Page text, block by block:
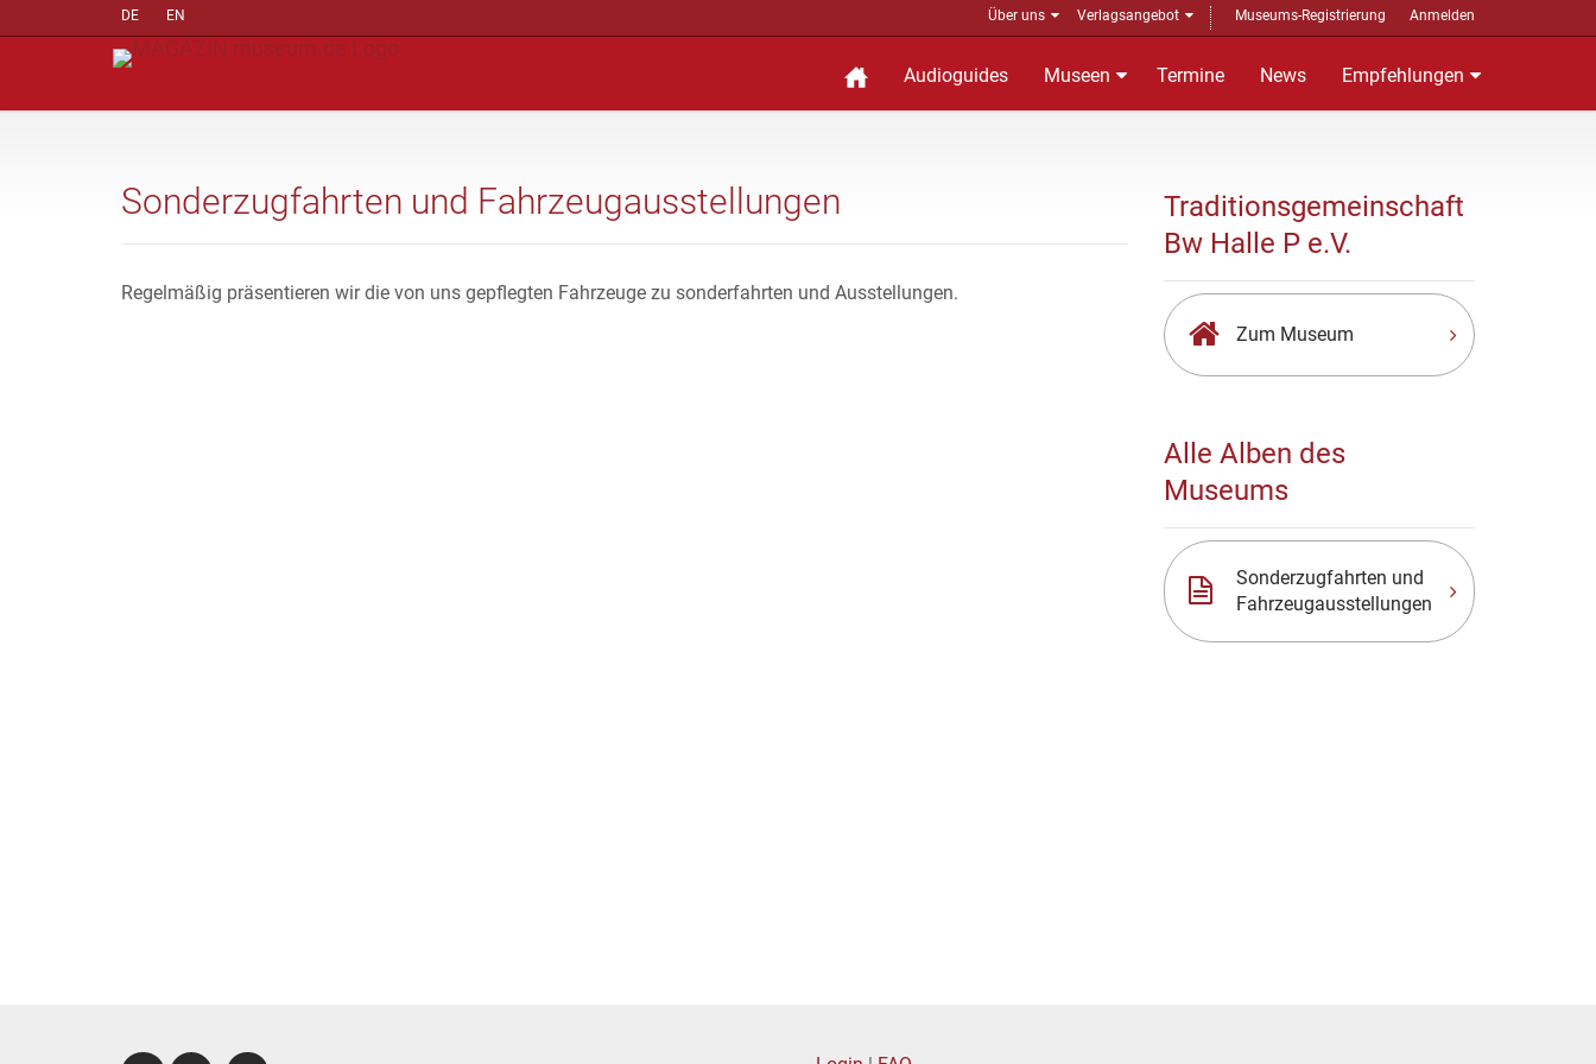
DE EN Über uns Verlagsangebot Museums-Registrierung Anmelden
Audioguides Museen Termine News Empfehlungen
Sonderzugfahrten und Fahrzeugausstellungen
Regelmäßig präsentieren wir die von uns gepflegten Fahrzeuge zu sonderfahrten und Ausstellungen.
Traditionsgemeinschaft
Bw Halle P e.V.
Zum Museum
Alle Alben des
Museums
Sonderzugfahrten und
Fahrzeugausstellungen